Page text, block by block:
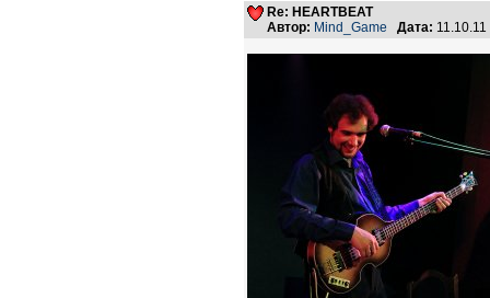
Re: HEARTBEAT
Автор: Mind_Game Дата: